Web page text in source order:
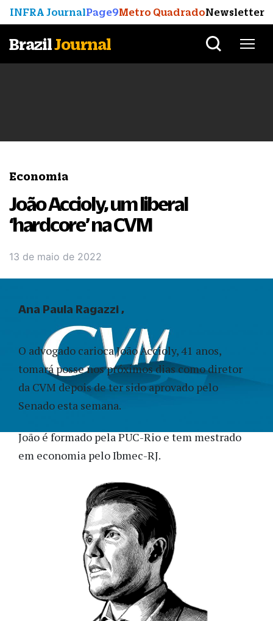
INFRA JournalPage9Metro QuadradoNewsletter
BrazilJournal
Economia
João Accioly, um liberal
‘hardcore’ na CVM
13 de maio de 2022
O advogado carioca João Accioly, 41 anos,
tomará posse nos próximos dias como diretor
da CVM depois de ter sido aprovado pelo
Senado esta semana.
João é formado pela PUC-Rio e tem mestrado
em economia pelo Ibmec-RJ.
Ana Paula Ragazzi